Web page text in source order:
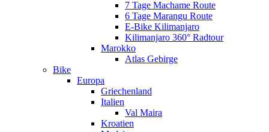
7 Tage Machame Route
6 Tage Marangu Route
E-Bike Kilimanjaro
Kilimanjaro 360° Radtour
Marokko
Atlas Gebirge
Bike
Europa
Griechenland
Italien
Val Maira
Kroatien